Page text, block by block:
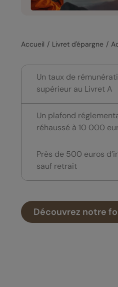
Accueil Livret d'épargne
Un taux de
supérieur au Livret A
Un plafond
réhaussé à 10 000
Près de 500 euros
sauf retrait
Découvrez notre